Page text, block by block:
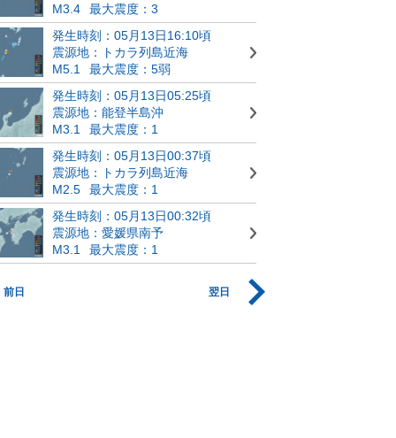
M3.4
最大震度：3
発生時刻：05月13日16:10頃
震源地：トカラ列島近海
M5.1
最大震度：5弱
発生時刻：05月13日05:25頃
震源地：能登半島沖
M3.1
最大震度：1
発生時刻：05月13日00:37頃
震源地：トカラ列島近海
M2.5
最大震度：1
発生時刻：05月13日00:32頃
震源地：愛媛県南予
M3.1
最大震度：1
前日 翌日